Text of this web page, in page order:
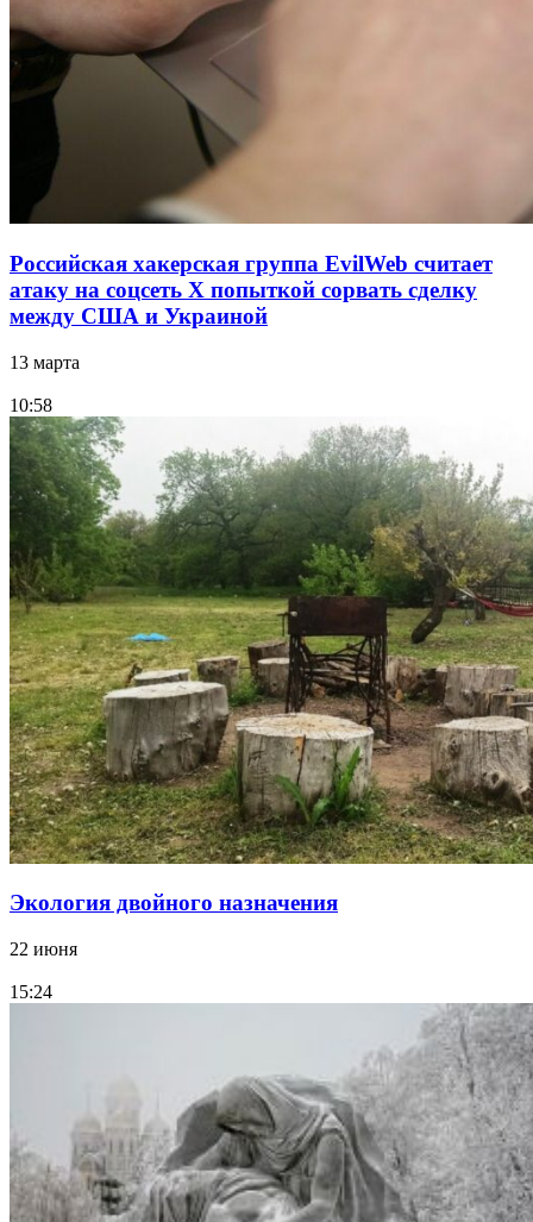
Российская хакерская группа EvilWeb считает
атаку на соцсеть Х попыткой сорвать сделку
между США и Украиной
13 марта
10:58
Экология двойного назначения
22 июня
15:24